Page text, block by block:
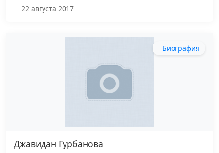
22 августа 2017
Биография
Джавидан Гурбанова